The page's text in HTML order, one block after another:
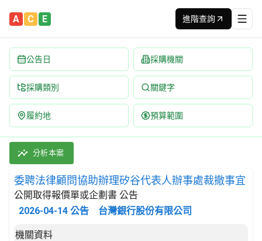
A C E 進階查詢
公告日 採購機關
採購類別 關鍵字
履約地 預算範圍
委聘法律顧問協助辦理矽谷代表人辦事處裁撤事宜 招標公
採購類別：勞務類 法律服務 | 招標方式：公開取得報價單
分析本案
委聘法律顧問協助辦理矽谷代表人辦事處裁撤事宜
公開取得報價單或企劃書 公告
2026-04-14 公告 台灣銀行股份有限公司
招標公告詳細內容
機關資料